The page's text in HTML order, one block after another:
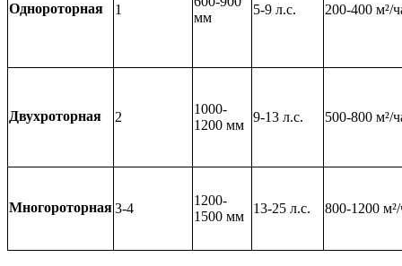
Однороторная 1
мм
5-9 л.с. 200-400 м²/
Двухроторная 2
1000-
1200 мм
9-13 л.с. 500-800 м²/
Многороторная3-4
1200-
1500 мм
13-25 л.с. 800-1200 м²/